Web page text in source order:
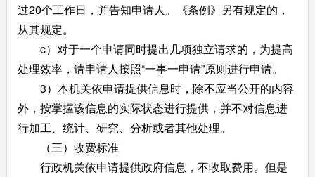
过20个工作日，并告知申请人。《条例》另有规定的，
从其规定。
c）对于一个申请同时提出几项独立请求的，为提高
处理效率，请申请人按照“一事一申请”原则进行申请。
3）本机关依申请提供信息时，除不应当公开的内容
外，按掌握该信息的实际状态进行提供，并不对信息进
行加工、统计、研究、分析或者其他处理。
（三）收费标准
行政机关依申请提供政府信息，不收取费用。但是